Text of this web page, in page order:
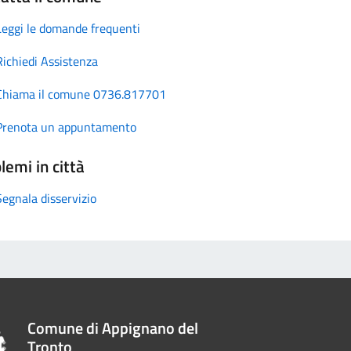
le domande frequenti
Assistenza
il comune 0736.817701
un appuntamento
in città
disservizio
Comune di Appignano del